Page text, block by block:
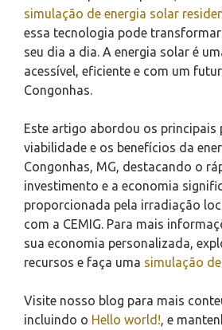
simulação de energia solar
essa tecnologia pode
seu dia a dia. A energia solar é
acessível, eficiente e com um
Congonhas.
Este artigo abordou os principais
viabilidade e os benefícios da
Congonhas, MG, destacando o
investimento e a economia
proporcionada pela irradiação
com a CEMIG. Para mais
sua economia personalizada,
recursos e faça uma simulação
Visite nosso blog para mais
incluindo o Hello world! , e